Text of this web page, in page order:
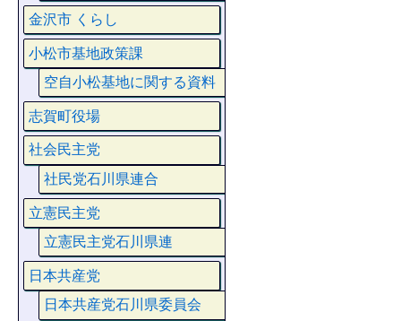
金沢市 くらし
小松市基地政策課
空自小松基地に関する資料
志賀町役場
社会民主党
社民党石川県連合
立憲民主党
立憲民主党石川県連
日本共産党
日本共産党石川県委員会